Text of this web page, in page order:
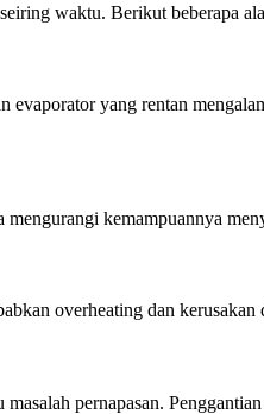
waktu. Berikut beberapa
yang rentan
kemampuannya
overheating dan
pernapasan.